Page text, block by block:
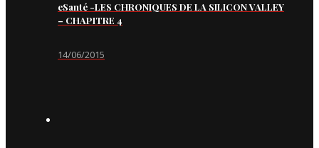
eSanté -LES CHRONIQUES DE LA SILICON VALLEY
– CHAPITRE 4
14/06/2015